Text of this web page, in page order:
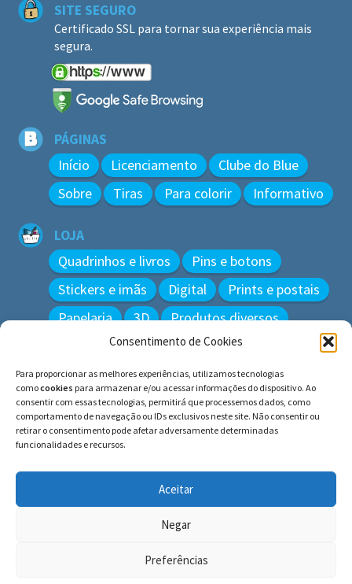
Consentimento de Cookies
Para proporcionar as melhores experiências, utilizamos tecnologias
comocookies para armazenar e/ou acessar informações do dispositivo. Ao
consentir com essas tecnologias, permitirá que processemos dados, como
comportamento de navegação ou IDs exclusivos neste site. Não consentir ou
retirar o consentimento pode afetar adversamente determinadas
funcionalidades e recursos.
Aceitar
Negar
Preferências
SITE SEGURO
Certificado SSL para tornar sua experiência mais
segura.
PÁGINAS
Início Licenciamento
Clube do Blue
Sobre
Tiras Para colorir Informativo
LOJA
Quadrinhos e livros
Pins e botons
Stickers e imãs
Digital
Prints e postais
Papelaria
3D Produtos diversos
Pesquisar
por:
© BLUE e os gatos ∙ todos os direitos reservados.
Histórias inspiradas em gatos reais. Adote e cuide dos
gatos!